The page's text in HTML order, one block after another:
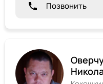
Позвонить